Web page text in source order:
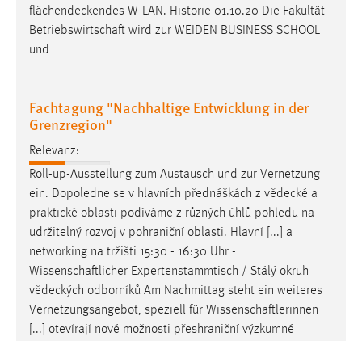
flächendeckendes W-LAN. Historie 01.10.20 Die Fakultät
Betriebswirtschaft wird zur WEIDEN BUSINESS SCHOOL
und
Fachtagung "Nachhaltige Entwicklung in der
Grenzregion"
Relevanz:
Roll-up-Ausstellung zum Austausch und zur Vernetzung
ein. Dopoledne se v hlavních přednáškách z vědecké a
praktické oblasti podíváme z různých úhlů pohledu na
udržitelný rozvoj v pohraniční oblasti. Hlavní [...] a
networking na tržišti 15:30 - 16:30 Uhr -
Wissenschaftlicher Expertenstammtisch / Stálý okruh
vědeckých odborníků Am Nachmittag steht ein weiteres
Vernetzungsangebot, speziell für Wissenschaftlerinnen
[...] otevírají nové možnosti přeshraniční výzkumné